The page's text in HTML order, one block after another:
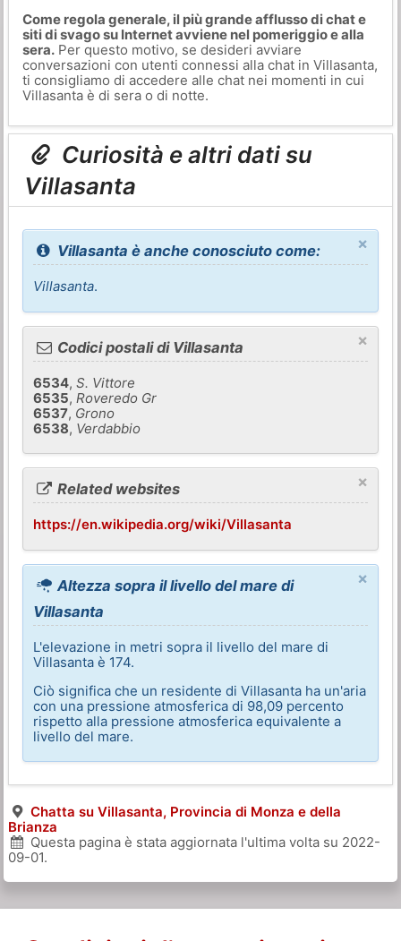
Come regola generale, il più grande afflusso di chat e
siti di svago su Internet avviene nel pomeriggio e alla
sera.Per questo motivo, se desideri avviare
conversazioni con utenti connessi alla chat in Villasanta,
ti consigliamo di accedere alle chat nei momenti in cui
Villasanta è di sera o di notte.
Curiosità e altri dati su
Villasanta
×
Villasanta è anche conosciuto come:
Villasanta.
×
Codici postali di Villasanta
6534,S. Vittore
6535, Roveredo Gr
6537, Grono
6538, Verdabbio
×
Related websites
https://en.wikipedia.org/wiki/Villasanta
×
Altezza sopra il livello del mare di
Villasanta
L'elevazione in metri sopra il livello del mare di
Villasanta è 174.
Ciò significa che un residente di Villasanta ha un'aria
con una pressione atmosferica di 98,09 percento
rispetto alla pressione atmosferica equivalente a
livello del mare.
Chatta su Villasanta, Provincia di Monza e della
Brianza
Questa pagina è stata aggiornata l'ultima volta su 2022-
09-01.